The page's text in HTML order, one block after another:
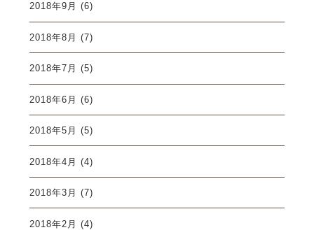
2018年9月 (6)
2018年8月 (7)
2018年7月 (5)
2018年6月 (6)
2018年5月 (5)
2018年4月 (4)
2018年3月 (7)
2018年2月 (4)